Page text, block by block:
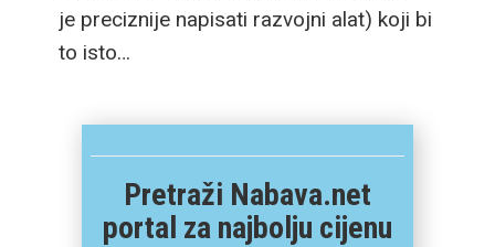
je preciznije napisati razvojni alat) koji bi
to isto…
Pretraži Nabava.net
portal za najbolju cijenu